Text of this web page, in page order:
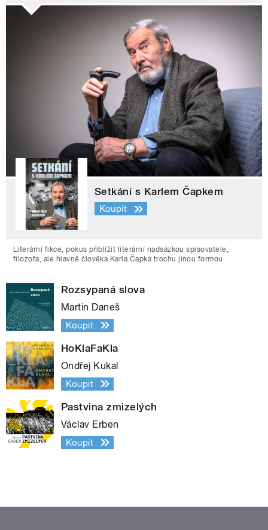
Setkání s Karlem Čapkem
Koupit
Literární fikce, pokus přiblížit literární nadsázkou spisovatele,
filozofa, ale hlavně člověka Karla Čapka trochu jinou formou.
Rozsypaná slova
Martin Daneš
Koupit
HoKlaFaKla
Ondřej Kukal
Koupit
Pastvina zmizelých
Václav Erben
Koupit